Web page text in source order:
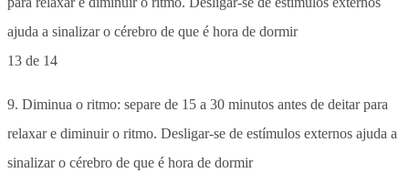
13 de 14
9. Diminua o ritmo: separe de 15 a 30 minutos antes de deitar para
relaxar e diminuir o ritmo. Desligar-se de estímulos externos ajuda a
sinalizar o cérebro de que é hora de dormir